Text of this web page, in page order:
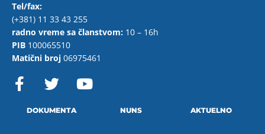
Tel/fax:
(+381) 11 33 43 255
radno vreme sa članstvom: 10 – 16h
PIB 100065510
Matični broj 06975461
F
a w
t
o
DOKUMENTA NUNS AKTUELNO